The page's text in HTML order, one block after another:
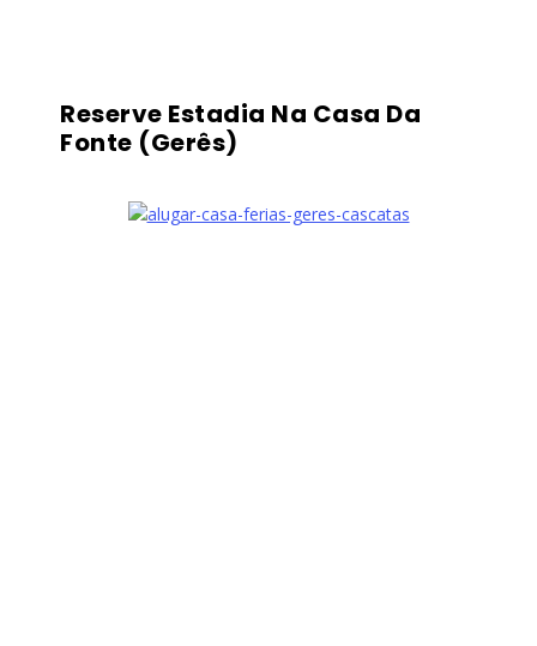
Reserve Estadia Na Casa Da
Fonte (Gerês)